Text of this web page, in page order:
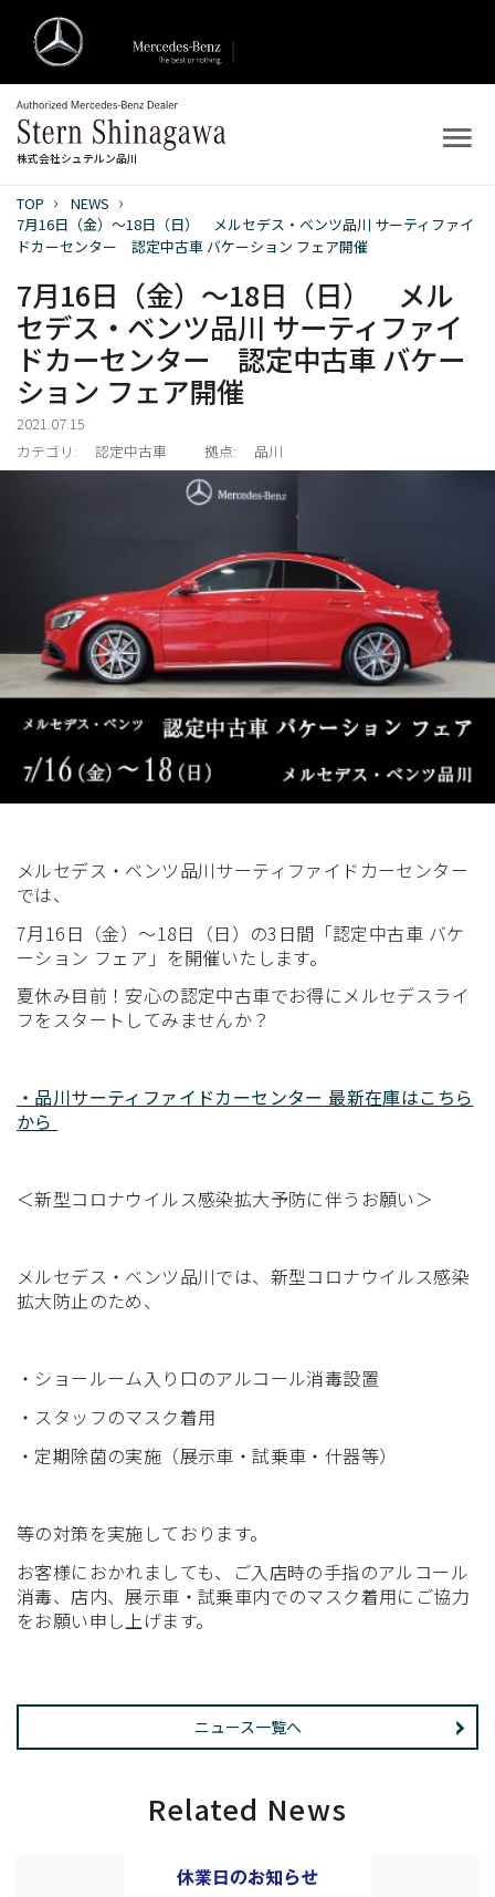
株式会社シュテルン品川
店舗案内
新車を探す
中古車を探す
展示車・試乗車
メンテナンス
企業情報
採用情報
TOP
NEWS
7月16日（金）～18日（日） メルセデス・ベンツ品川 サーティファイ
ドカーセンター 認定中古車 バケーション フェア開催
7月16日（金）～18日（日） メル
セデス・ベンツ品川 サーティファイ
ドカーセンター 認定中古車 バケー
ション フェア開催
2021.07.15
カテゴリ:
認定中古車 拠点: 品川
メルセデス・ベンツ品川サーティファイドカーセンター
では、
7月16日（金）～18日（日）の3日間「認定中古車 バケ
ーション フェア」を開催いたします。
夏休み目前！安心の認定中古車でお得にメルセデスライ
フをスタートしてみませんか？
・品川サーティファイドカーセンター 最新在庫はこちら
から
＜新型コロナウイルス感染拡大予防に伴うお願い＞
メルセデス・ベンツ品川では、新型コロナウイルス感染
拡大防止のため、
・ショールーム入り口のアルコール消毒設置
・スタッフのマスク着用
・定期除菌の実施（展示車・試乗車・什器等）
等の対策を実施しております。
お客様におかれましても、ご入店時の手指のアルコール
消毒、店内、展示車・試乗車内でのマスク着用にご協力
をお願い申し上げます。
ニュース一覧へ
Related News